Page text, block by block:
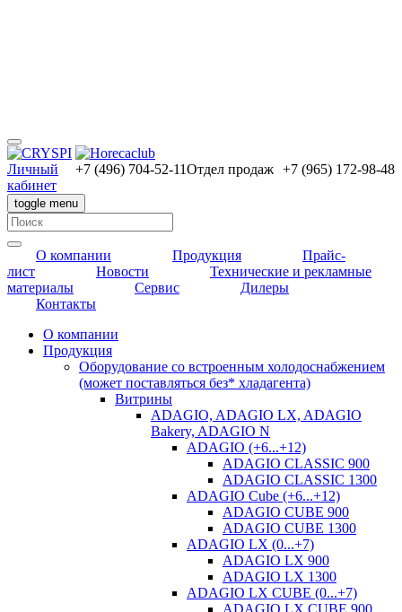
Личный
кабинет
+7 (496) 704-52-11Отдел продаж +7 (965) 172-98-48
toggle menu
О компании Продукция
Прайс-
лист
Новости
Технические и рекламные
материалы
Сервис
Дилеры
Контакты
О компании
Продукция
Оборудование со встроенным холодоснабжением
(может поставляться без* хладагента)
Витрины
ADAGIO, ADAGIO LX, ADAGIO
Bakery, ADAGIO N
ADAGIO (+6...+12)
ADAGIO CLASSIC 900
ADAGIO CLASSIC 1300
ADAGIO Cube (+6...+12)
ADAGIO CUBE 900
ADAGIO CUBE 1300
ADAGIO LX (0...+7)
ADAGIO LX 900
ADAGIO LX 1300
ADAGIO LX CUBE (0...+7)
ADAGIO LX CUBE 900